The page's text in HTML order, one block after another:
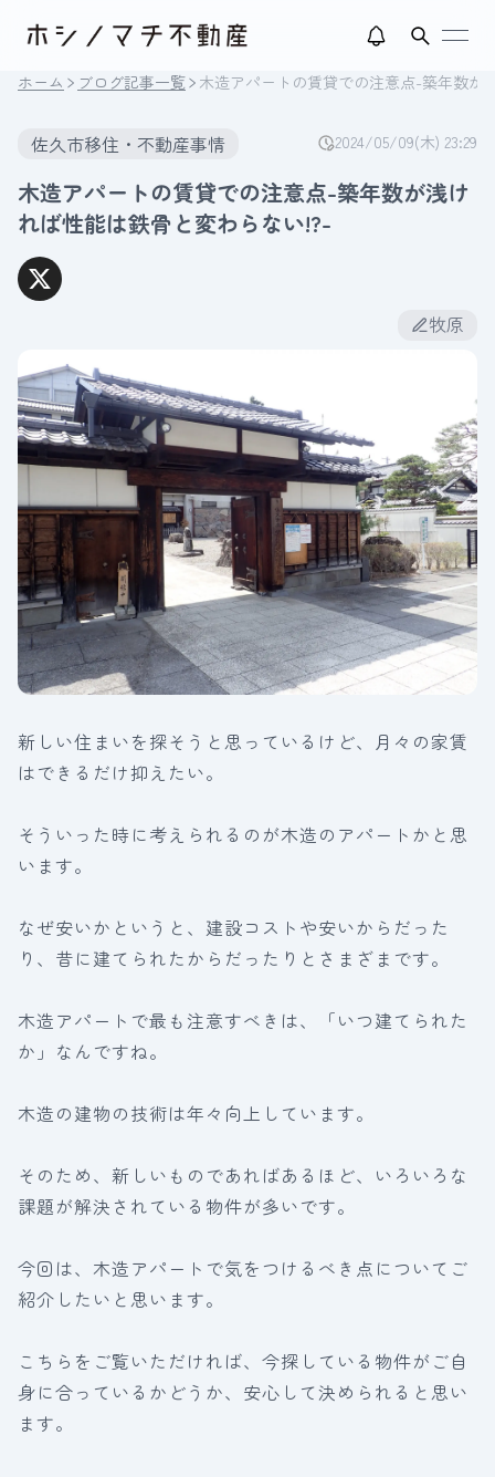
ホーム ブログ記事一覧 木造アパートの賃貸での注意点-築年数が
佐久市移住・不動産事情 2024/05/09(木) 23:29
木造アパートの賃貸での注意点-築年数が浅け
れば性能は鉄骨と変わらない!?-
牧原
新しい住まいを探そうと思っているけど、月々の家賃
はできるだけ抑えたい。
そういった時に考えられるのが木造のアパートかと思
います。
なぜ安いかというと、建設コストや安いからだった
り、昔に建てられたからだったりとさまざまです。
木造アパートで最も注意すべきは、「いつ建てられた
か」なんですね。
木造の建物の技術は年々向上しています。
そのため、新しいものであればあるほど、いろいろな
課題が解決されている物件が多いです。
今回は、木造アパートで気をつけるべき点についてご
紹介したいと思います。
こちらをご覧いただければ、今探している物件がご自
身に合っているかどうか、安心して決められると思い
ます。